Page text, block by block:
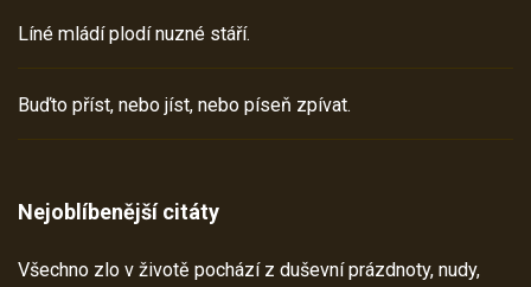
Líné mládí plodí nuzné stáří.
Buďto příst, nebo jíst, nebo píseň zpívat.
Nejoblíbenější citáty
Všechno zlo v životě pochází z duševní prázdnoty, nudy,